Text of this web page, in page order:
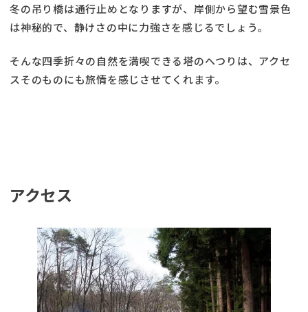
冬の吊り橋は通行止めとなりますが、岸側から望む雪景色
は神秘的で、静けさの中に力強さを感じるでしょう。
そんな四季折々の自然を満喫できる塔のへつりは、アクセ
スそのものにも旅情を感じさせてくれます。
アクセス